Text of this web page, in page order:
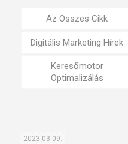
Az Összes Cikk
Digitális Marketing Hírek
Keresőmotor
Optimalizálás
2023.03.09.